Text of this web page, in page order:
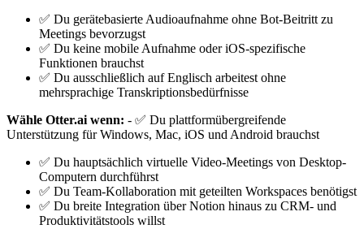
✅ Du gerätebasierte Audioaufnahme ohne Bot-Beitritt zu
Meetings bevorzugst
✅ Du keine mobile Aufnahme oder iOS-spezifische
Funktionen brauchst
✅ Du ausschließlich auf Englisch arbeitest ohne
mehrsprachige Transkriptionsbedürfnisse
Wähle Otter.ai wenn: - ✅ Du plattformübergreifende
Unterstützung für Windows, Mac, iOS und Android brauchst
✅ Du hauptsächlich virtuelle Video-Meetings von Desktop-
Computern durchführst
✅ Du Team-Kollaboration mit geteilten Workspaces benötigst
✅ Du breite Integration über Notion hinaus zu CRM- und
Produktivitätstools willst